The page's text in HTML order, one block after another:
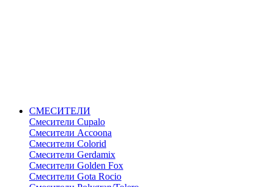
СМЕСИТЕЛИ
Cмесители Cupalo
Смесители Accoona
Смесители Colorid
Смесители Gerdamix
Смесители Golden Fox
Смесители Gota Rocio